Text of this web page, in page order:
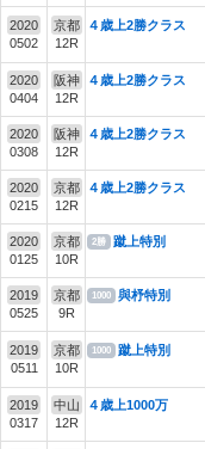
2020
0502
京都
12R
４歳上2勝クラス
2020
0404
阪神
12R
４歳上2勝クラス
2020
0308
阪神
12R
４歳上2勝クラス
2020
0215
京都
12R
４歳上2勝クラス
2020
0125
京都
10R
2勝
蹴上特別
2019
0525
京都
9R
1000
與杼特別
2019
0511
京都
10R
1000
蹴上特別
2019
0317
中山
12R
４歳上1000万